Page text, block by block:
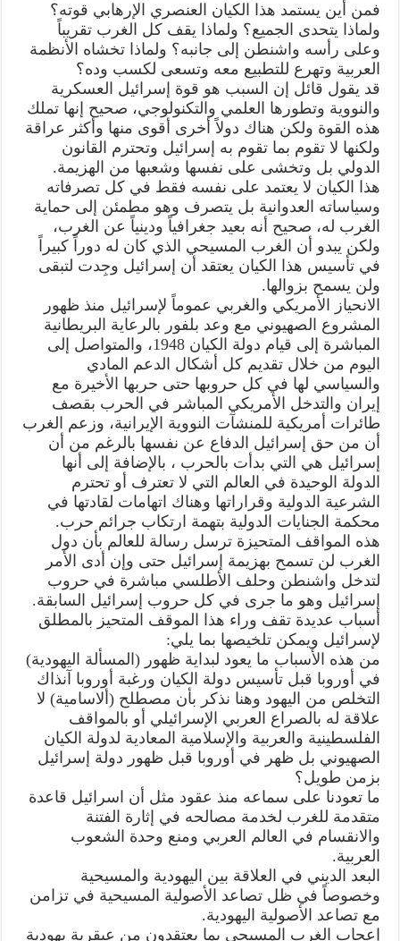
فمن أين يستمد هذا الكيان العنصري الإرهابي قوته؟
ولماذا يتحدى الجميع؟ ولماذا يقف كل الغرب تقريباً
وعلى رأسه واشنطن إلى جانبه؟ ولماذا تخشاه الأنظمة
العربية وتهرع للتطبيع معه وتسعى لكسب وده؟
قد يقول قائل إن السبب هو قوة إسرائيل العسكرية
والنووية وتطورها العلمي والتكنولوجي، صحيح إنها تملك
هذه القوة ولكن هناك دولاً أخرى أقوى منها وأكثر عراقة
ولكنها لا تقوم بما تقوم به إسرائيل وتحترم القانون
الدولي بل وتخشى على نفسها وشعبها من الهزيمة.
هذا الكيان لا يعتمد على نفسه فقط في كل تصرفاته
وسياساته العدوانية بل يتصرف وهو مطمئن إلى حماية
الغرب له، صحيح أنه بعيد جغرافياً ودينياً عن الغرب،
ولكن يبدو أن الغرب المسيحي الذي كان له دوراً كبيراً
في تأسيس هذا الكيان يعتقد أن إسرائيل وجِدت لتبقى
ولن يسمح بزوالها.
الانحياز الأمريكي والغربي عموماً لإسرائيل منذ ظهور
المشروع الصهيوني مع وعد بلفور بالرعاية البريطانية
المباشرة إلى قيام دولة الكيان 1948، والمتواصل إلى
اليوم من خلال تقديم كل أشكال الدعم المادي
والسياسي لها في كل حروبها حتى حربها الأخيرة مع
إيران والتدخل الأمريكي المباشر في الحرب بقصف
طائرات أمريكية للمنشآت النووية الإيرانية، وزعم الغرب
أن من حق إسرائيل الدفاع عن نفسها بالرغم من أن
إسرائيل هي التي بدأت بالحرب ، بالإضافة إلى أنها
الدولة الوحيدة في العالم التي لا تعترف أو تحترم
الشرعية الدولية وقراراتها وهناك اتهامات لقادتها في
محكمة الجنايات الدولية بتهمة ارتكاب جرائم حرب.
هذه المواقف المتحيزة ترسل رسالة للعالم بأن دول
الغرب لن تسمح بهزيمة إسرائيل حتى وإن أدى الأمر
لتدخل واشنطن وحلف الأطلسي مباشرة في حروب
إسرائيل وهو ما جرى في كل حروب إسرائيل السابقة.
أسباب عديدة تقف وراء هذا الموقف المتحيز بالمطلق
لإسرائيل ويمكن تلخيصها بما يلي:
من هذه الأسباب ما يعود لبداية ظهور (المسألة اليهودية)
في أوروبا قبل تأسيس دولة الكيان ورغبة أوروبا آنذاك
التخلص من اليهود وهنا نذكر بأن مصطلح (ألاسامية) لا
علاقة له بالصراع العربي الإسرائيلي أو بالمواقف
الفلسطينية والعربية والإسلامية المعادية لدولة الكيان
الصهيوني بل ظهر في أوروبا قبل ظهور دولة إسرائيل
بزمن طويل؟
ما تعودنا على سماعه منذ عقود مثل أن اسرائيل قاعدة
متقدمة للغرب لخدمة مصالحه في إثارة الفتنة
والانقسام في العالم العربي ومنع وحدة الشعوب
العربية.
البعد الديني في العلاقة بين اليهودية والمسيحية
وخصوصاً في ظل تصاعد الأصولية المسيحية في تزامن
مع تصاعد الأصولية اليهودية.
إعجاب الغرب المسيحي بما يعتقدون من عبقرية يهودية